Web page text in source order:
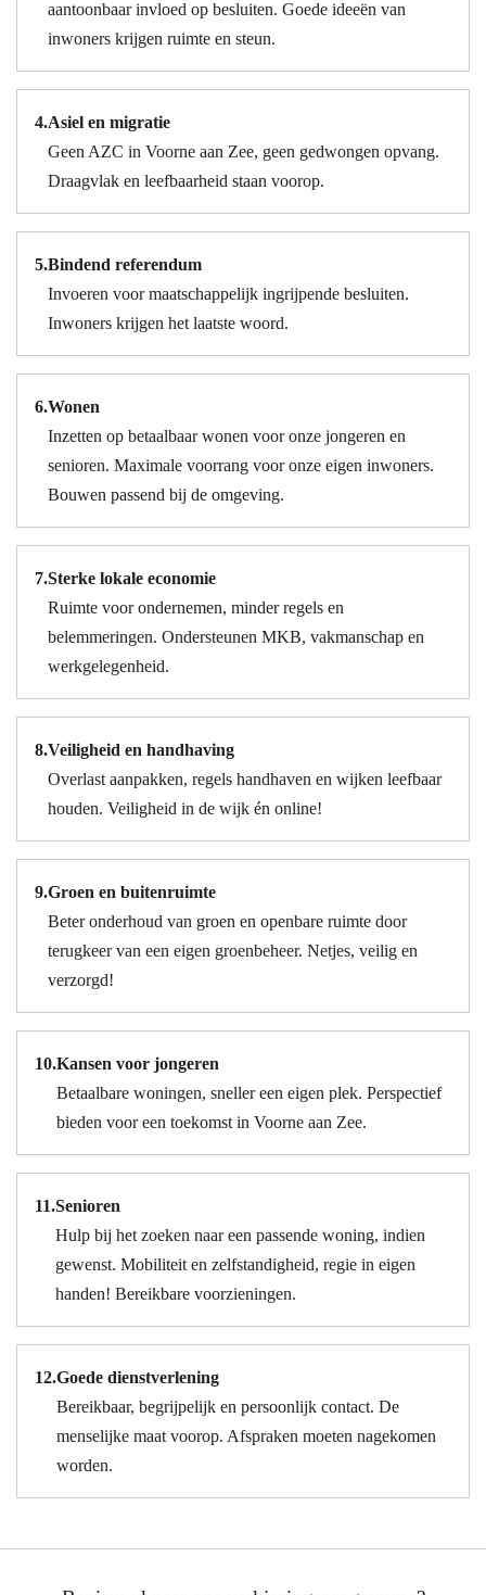
aantoonbaar invloed op besluiten. Goede ideeën van
inwoners krijgen ruimte en steun.
4.Asiel en migratie
Geen AZC in Voorne aan Zee, geen gedwongen opvang.
Draagvlak en leefbaarheid staan voorop.
5.Bindend referendum
Invoeren voor maatschappelijk ingrijpende besluiten.
Inwoners krijgen het laatste woord.
6.Wonen
Inzetten op betaalbaar wonen voor onze jongeren en
senioren. Maximale voorrang voor onze eigen inwoners.
Bouwen passend bij de omgeving.
7.Sterke lokale economie
Ruimte voor ondernemen, minder regels en
belemmeringen. Ondersteunen MKB, vakmanschap en
werkgelegenheid.
8.Veiligheid en handhaving
Overlast aanpakken, regels handhaven en wijken leefbaar
houden. Veiligheid in de wijk én online!
9.Groen en buitenruimte
Beter onderhoud van groen en openbare ruimte door
terugkeer van een eigen groenbeheer. Netjes, veilig en
verzorgd!
10.Kansen voor jongeren
Betaalbare woningen, sneller een eigen plek. Perspectief
bieden voor een toekomst in Voorne aan Zee.
11.Senioren
Hulp bij het zoeken naar een passende woning, indien
gewenst. Mobiliteit en zelfstandigheid, regie in eigen
handen! Bereikbare voorzieningen.
12.Goede dienstverlening
Bereikbaar, begrijpelijk en persoonlijk contact. De
menselijke maat voorop. Afspraken moeten nagekomen
worden.